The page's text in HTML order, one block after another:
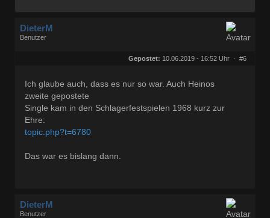
DieterM
Benutzer
Gepostet: 10.06.2019 - 16:52 Uhr · #6
Ich glaube auch, dass es nur so war. Auch Heinos
zweite gepostete
Single kam in den Schlagerfestspielen 1968 kurz zur
Ehre:
topic.php?t=6780
Das war es bislang dann.
DieterM
Benutzer